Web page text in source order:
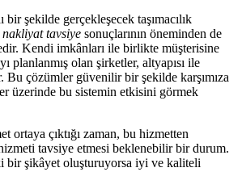
şekilde gerçekleşecek taşımacılık
nakliyat tavsiye sonuçlarının öneminden de
Kendi imkânları ile birlikte müşterisine
planlanmış olan şirketler, altyapısı ile
çözümler güvenilir bir şekilde karşımıza
üzerinde bu sistemin etkisini görmek
ortaya çıktığı zaman, bu hizmetten
tavsiye etmesi beklenebilir bir durum.
bir şikâyet oluşturuyorsa iyi ve kaliteli